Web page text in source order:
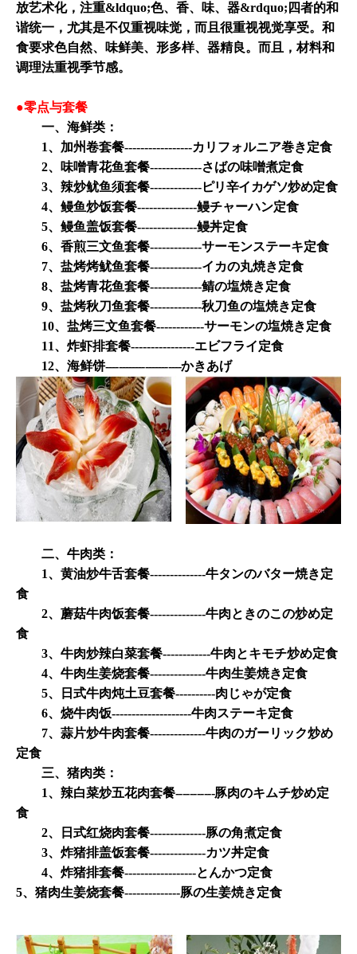
放艺术化，注重&ldquo;色、香、味、器&rdquo;四者的和
谐统一，尤其是不仅重视味觉，而且很重视视觉享受。和
食要求色自然、味鲜美、形多样、器精良。而且，材料和
调理法重视季节感。
●零点与套餐
一、海鲜类：
1、加州卷套餐-----------------カリフォルニア巻き定食
2、味噌青花鱼套餐-------------さばの味噌煮定食
3、辣炒鱿鱼须套餐-------------ピリ辛イカゲソ炒め定食
4、鳗鱼炒饭套餐---------------鳗チャーハン定食
5、鳗鱼盖饭套餐---------------鳗丼定食
6、香煎三文鱼套餐-------------サーモンステーキ定食
7、盐烤烤鱿鱼套餐-------------イカの丸焼き定食
8、盐烤青花鱼套餐-------------鲭の塩焼き定食
9、盐烤秋刀鱼套餐-------------秋刀鱼の塩焼き定食
10、盐烤三文鱼套餐------------サーモンの塩焼き定食
11、炸虾排套餐----------------エビフライ定食
12、海鲜饼-----------------------かきあげ
二、牛肉类：
1、黄油炒牛舌套餐--------------牛タンのバター焼き定
食
2、蘑菇牛肉饭套餐--------------牛肉ときのこの炒め定
食
3、牛肉炒辣白菜套餐------------牛肉とキモチ炒め定食
4、牛肉生姜烧套餐--------------牛肉生姜焼き定食
5、日式牛肉炖土豆套餐----------肉じゃが定食
6、烧牛肉饭--------------------牛肉ステーキ定食
7、蒜片炒牛肉套餐--------------牛肉のガーリック炒め
定食
三、猪肉类：
1、辣白菜炒五花肉套餐-----------豚肉のキムチ炒め定
食
2、日式红烧肉套餐--------------豚の角煮定食
3、炸猪排盖饭套餐--------------カツ丼定食
4、炸猪排套餐------------------とんかつ定食
5、猪肉生姜烧套餐--------------豚の生姜焼き定食